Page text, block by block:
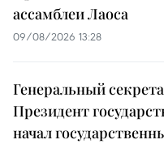
ассамблеи Лаоса
09/08/2026 13:28
Генеральный
Президент
начал